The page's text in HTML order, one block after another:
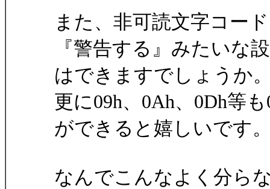
また、非可読文字コー
『警告する』みたいな
はできますでしょうか
更に09h、0Ah、0Dh等
ができると嬉しいです
なんでこんなよく分ら